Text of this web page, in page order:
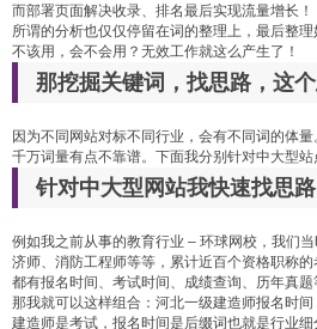
而部署页面解决收录、排名最后实现流量增长
所谓的分析也仅仅停留在词的整理上，最后整
不该用，会不会用？无效工作就这么产生了！
那挖掘关键词，找思路，这
因为不同网站对标不同行业，会有不同词的体
千万词量有点不靠谱。下面我分别针对中大型站
针对中大型网站我快速找思
例如我之前从事的教育行业 – 环球网校，我们
济师、消防工程师等等，累计近百个资格职称
都有报名时间、考试时间、成绩查询、历年真题
那我就可以这样组合：河北一级建造师报名时
建造师是考试，报名时间是后缀词也就是行业细